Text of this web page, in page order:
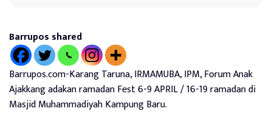
Barrupos shared
Barrupos.com-Karang Taruna, IRMAMUBA, IPM, Forum Anak
Ajakkang adakan ramadan Fest 6-9 APRIL / 16-19 ramadan di
Masjid Muhammadiyah Kampung Baru.